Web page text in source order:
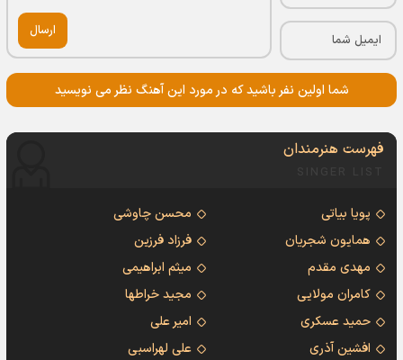
ارسال
شما اولین نفر باشید که در مورد این آهنگ نظر می نویسید
فهرست هنرمندان
پویا بیاتی
محسن چاوشی
همایون شجریان
فرزاد فرزین
مهدی مقدم
میثم ابراهیمی
کامران مولایی
مجید خراطها
حمید عسکری
امیر علی
افشین آذری
علی لهراسبی